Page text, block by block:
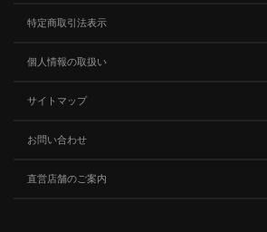
特定商取引法表示
個人情報の取扱い
サイトマップ
お問い合わせ
直営店舗のご案内